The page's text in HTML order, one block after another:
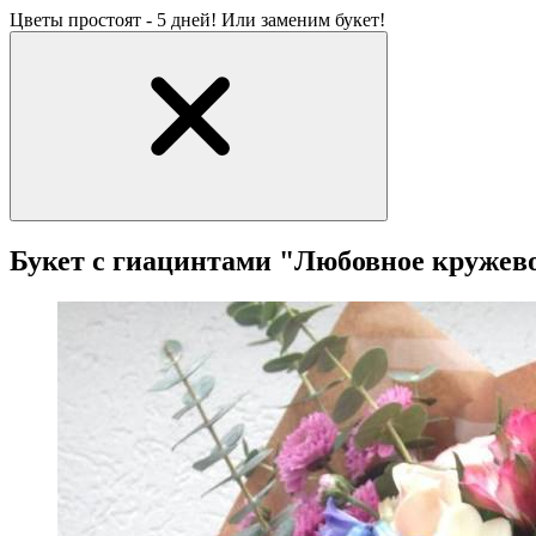
Цветы простоят - 5 дней! Или заменим букет!
Букет с гиацинтами "Любовное